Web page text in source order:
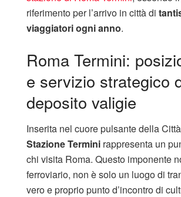
riferimento per l’arrivo in città di
viaggiatori ogni anno.
Roma Termini:
e servizio strategico
deposito valigie
Inserita nel cuore pulsante della
Stazione Termini rappresenta un
chi visita Roma. Questo imponente
ferroviario, non è solo un luogo di
vero e proprio punto d’incontro di